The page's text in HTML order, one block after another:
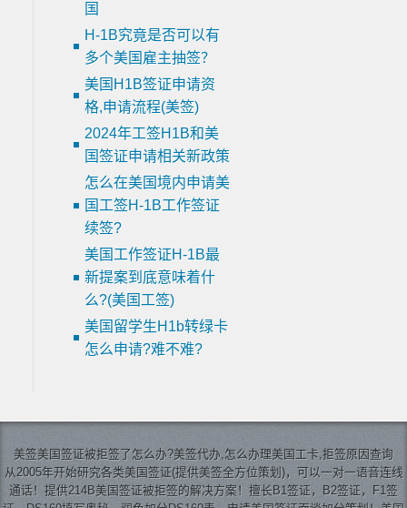
国
H-1B究竟是否可以有
多个美国雇主抽签？
美国H1B签证申请资
格,申请流程(美签)
2024年工签H1B和美
国签证申请相关新政策
怎么在美国境内申请美
国工签H-1B工作签证
续签?
美国工作签证H-1B最
新提案到底意味着什
么?(美国工签)
美国留学生H1b转绿卡
怎么申请?难不难?
美签美国签证被拒签了怎么办?美签代办,怎么办理美国工卡,拒签原因查询
从2005年开始研究各类美国签证(提供美签全方位策划)，可以一对一语音连线
通话！提供214B美国签证被拒签的解决方案！擅长B1签证，B2签证，F1签